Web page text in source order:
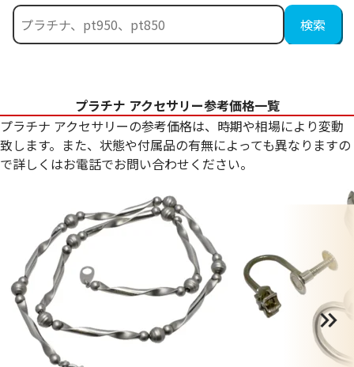
プラチナ アクセサリー参考価格一覧
プラチナ アクセサリーの参考価格は、時期や相場により変動
致します。また、状態や付属品の有無によっても異なりますの
で詳しくはお電話でお問い合わせください。